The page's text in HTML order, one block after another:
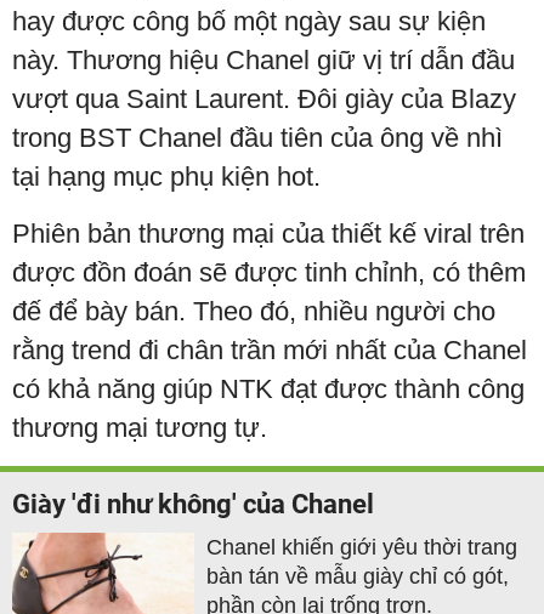
hay được công bố một ngày sau sự kiện
này. Thương hiệu Chanel giữ vị trí dẫn đầu
vượt qua Saint Laurent. Đôi giày của Blazy
trong BST Chanel đầu tiên của ông về nhì
tại hạng mục phụ kiện hot.
Phiên bản thương mại của thiết kế viral trên
được đồn đoán sẽ được tinh chỉnh, có thêm
đế để bày bán. Theo đó, nhiều người cho
rằng trend đi chân trần mới nhất của Chanel
có khả năng giúp NTK đạt được thành công
thương mại tương tự.
Giày 'đi như không' của Chanel
Chanel khiến giới yêu thời trang
bàn tán về mẫu giày chỉ có gót,
phần còn lại trống trơn.